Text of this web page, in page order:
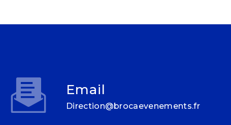
Email
direction@brocaevenements.fr